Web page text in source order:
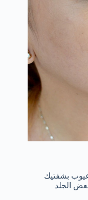
بشفتيك
الجلد